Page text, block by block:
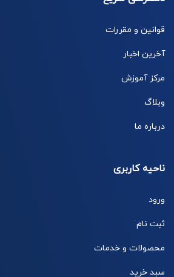
قوانین و مقررات
آخرین اخبار
مرکز آموزش
وبلاگ
درباره ما
ناحیه کاربری
ورود
ثبت نام
محصولات و خدمات
سبد خرید